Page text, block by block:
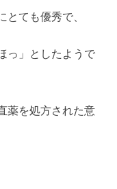
ても優秀で、
っ」としたようで
薬を処方された意